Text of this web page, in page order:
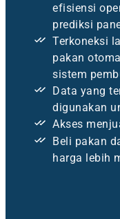
efisiensi
prediksi
Terkoneksi
pakan
sistem
Data yang
digunakan
Akses
Beli pakan
harga lebih